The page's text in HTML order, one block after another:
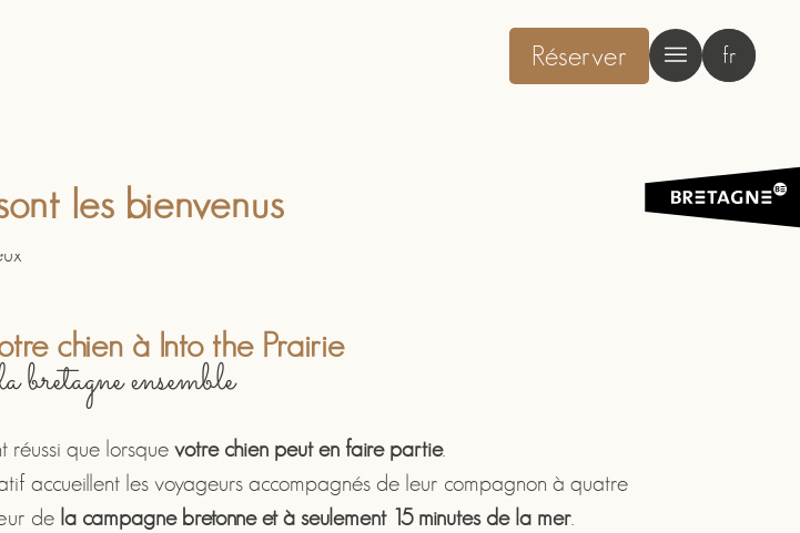
Réserver fr
les bienvenus
chien à Into the Prairie
bretagne ensemble
réussi que lorsque votre chien peut en faire partie.
accueillent les voyageurs accompagnés de leur compagnon à quatre
de la campagne bretonne et à seulement 15 minutes de la mer.